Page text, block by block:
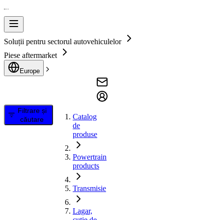
Soluții pentru sectorul autovehiculelor
Piese aftermarket
Europe
Filtrare și
căutare
Catalog
de
produse
Powertrain
products
Transmisie
Lagar,